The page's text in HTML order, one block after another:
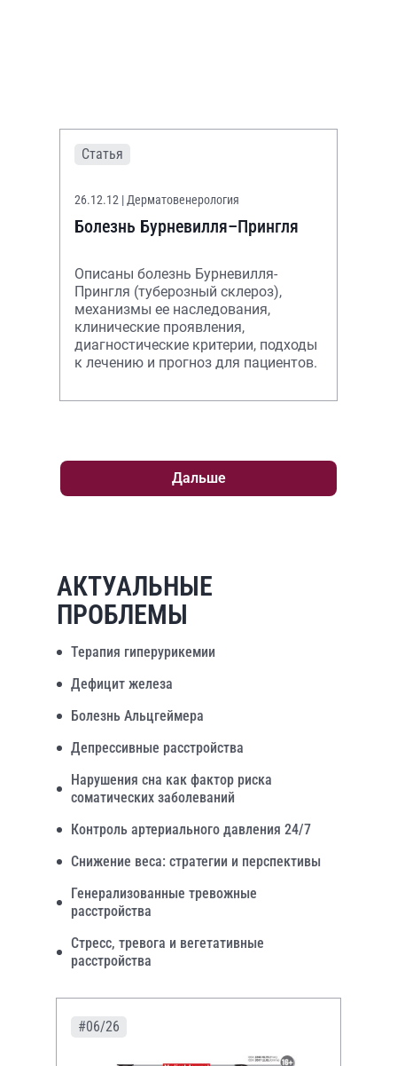
Статья
26.12.12 | Дерматовенерология
Болезнь Бурневилля–Прингля
Описаны болезнь Бурневилля-
Прингля (туберозный склероз),
механизмы ее наследования,
клинические проявления,
диагностические критерии, подходы
к лечению и прогноз для пациентов.
Дальше
АКТУАЛЬНЫЕ
ПРОБЛЕМЫ
Терапия гиперурикемии
Дефицит железа
Болезнь Альцгеймера
Депрессивные расстройства
Нарушения сна как фактор риска
соматических заболеваний
Контроль артериального давления 24/7
Снижение веса: стратегии и перспективы
Генерализованные тревожные
расстройства
Стресс, тревога и вегетативные
расстройства
#06/26